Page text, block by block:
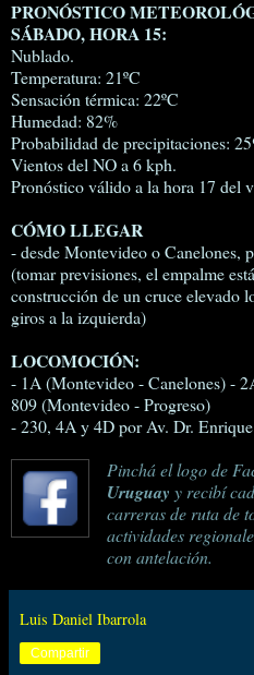
PRONÓSTICO
SÁBADO, HORA 15:
Nublado.
Temperatura: 21ºC
Sensación térmica: 22ºC
Humedad: 82%
Probabilidad de precipitaciones:
Vientos del NO a 6 kph.
Pronóstico válido a la hora 17 del
CÓMO LLEGAR
- desde Montevideo o Canelones,
(tomar previsiones, el empalme
construcción de un cruce elevado
giros a la izquierda)
LOCOMOCIÓN:
- 1A (Montevideo - Canelones) -
809 (Montevideo - Progreso)
- 230, 4A y 4D por Av. Dr.
Pinchá el logo de
Uruguay y recibí
carreras de ruta de
actividades
con antelación.
Luis Daniel Ibarrola
Compartir